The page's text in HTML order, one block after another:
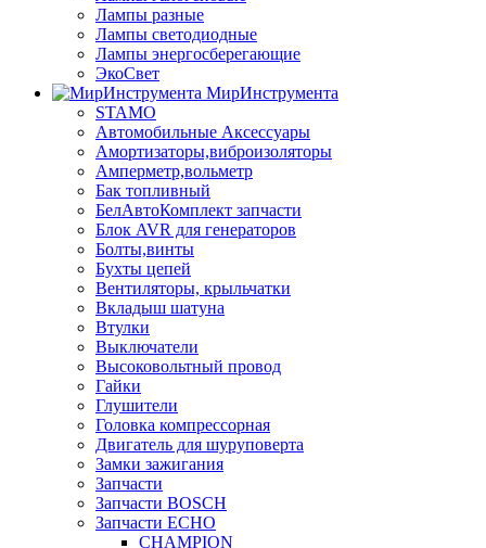
Лампы разные
Лампы светодиодные
Лампы энергосберегающие
ЭкоСвет
МирИнструмента
STAMO
Автомобильные Аксессуары
Амортизаторы,виброизоляторы
Амперметр,вольметр
Бак топливный
БелАвтоКомплект запчасти
Блок AVR для генераторов
Болты,винты
Бухты цепей
Вентиляторы, крыльчатки
Вкладыш шатуна
Втулки
Выключатели
Высоковольтный провод
Гайки
Глушители
Головка компрессорная
Двигатель для шуруповерта
Замки зажигания
Запчасти
Запчасти BOSCH
Запчасти ECHO
CHAMPION